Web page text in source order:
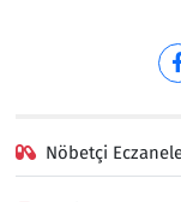
Nöbetçi